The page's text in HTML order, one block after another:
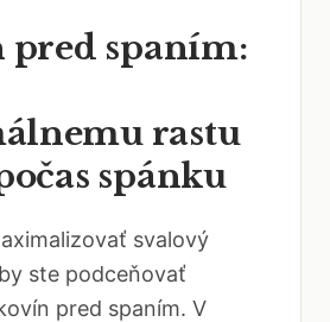
pred spaním:
rastu
spánku
svalový
ste podceňovať
pred spaním. V